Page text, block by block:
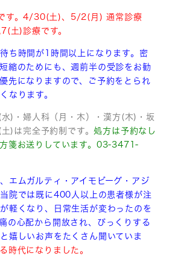
す。4/30(土)、5/2(月) 通常診療
土)診療です。
ち時間が1時間以上になります。密
縮のためにも、週前半の受診をお勧
先になりますので、ご予約をとられ
なります。
)・婦人科（月・木）・漢方(木)・坂
)は完全予約制です。処方は予約なし
箋お送りしています。03-3471-
エムガルティ・アイモビーグ・アジ
当院では既に400人以上の患者様が注
軽くなり、日常生活が変わったのを
の心配から開放され、びっくりする
嬉しいお声をたくさん聞いていま
時代になりました。